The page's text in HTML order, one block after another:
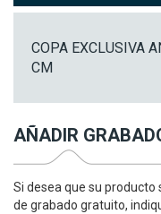
COPA EXCLUSIVA
CM
AÑADIR
Si desea que su
de grabado gratuito,